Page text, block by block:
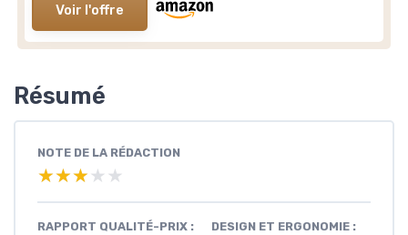
Voir l'offre
Résumé
NOTE DE LA RÉDACTION
★★★★★
★★★★★
RAPPORT QUALITÉ-PRIX :
DESIGN ET ERGONOMIE :